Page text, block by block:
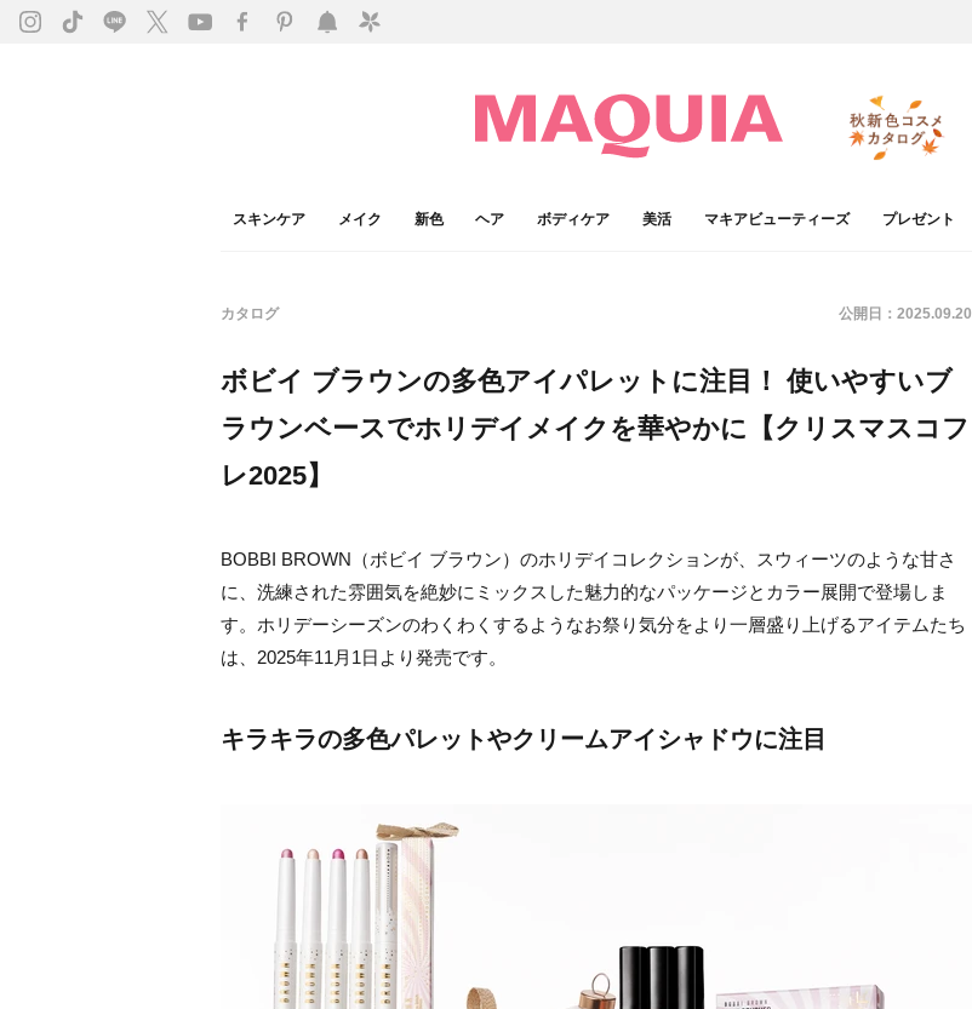
スキンケア メイク 新色 ヘア ボディケア 美活 マキアビューティーズ プレゼント
カタログ 公開日： 2025.09.20
ボビイ ブラウンの多色アイパレットに注目！ 使いやすいブ
ラウンベースでホリデイメイクを華やかに【クリスマスコフ
レ2025】
BOBBI BROWN（ボビイ ブラウン）のホリデイコレクションが、スウィーツのような甘さ
に、洗練された雰囲気を絶妙にミックスした魅力的なパッケージとカラー展開で登場しま
す。ホリデーシーズンのわくわくするようなお祭り気分をより一層盛り上げるアイテムたち
は、2025年11月1日より発売です。
キラキラの多色パレットやクリームアイシャドウに注目